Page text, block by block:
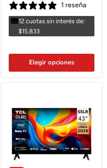
1 reseña
12 cuotas sin interés de:
$15.833
Elegir opciones